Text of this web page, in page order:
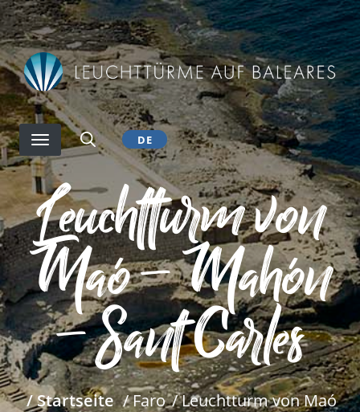
Direkt
zum
Inhalt
DE
Leuchtturm von
Maó – Mahón
– Sant Carles
/ Startseite / Faro / Leuchtturm von Maó